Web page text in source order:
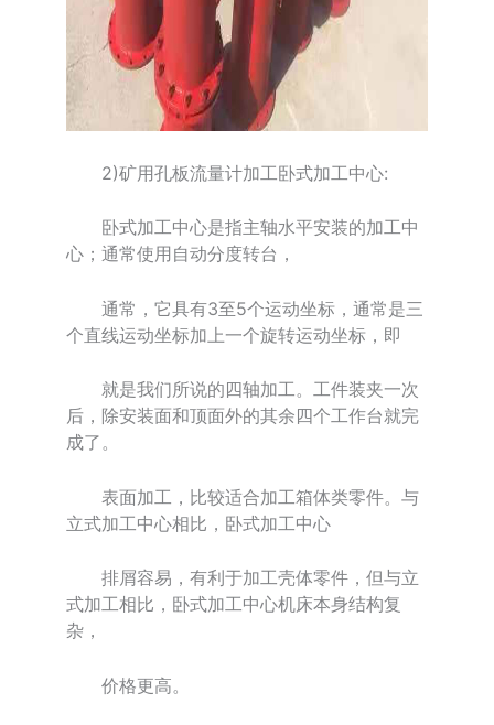
2)矿用孔板流量计加工卧式加工中心:
卧式加工中心是指主轴水平安装的加工中
心；通常使用自动分度转台，
通常，它具有3至5个运动坐标，通常是三
个直线运动坐标加上一个旋转运动坐标，即
就是我们所说的四轴加工。工件装夹一次
后，除安装面和顶面外的其余四个工作台就完
成了。
表面加工，比较适合加工箱体类零件。与
立式加工中心相比，卧式加工中心
排屑容易，有利于加工壳体零件，但与立
式加工相比，卧式加工中心机床本身结构复
杂，
价格更高。